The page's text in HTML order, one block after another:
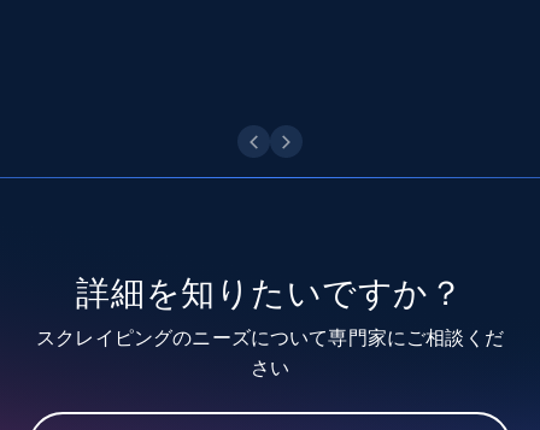
Video length, Likes, Views, and more.
詳細を知りたいですか？
スクレイピングのニーズについて専門家にご相談くだ
さい